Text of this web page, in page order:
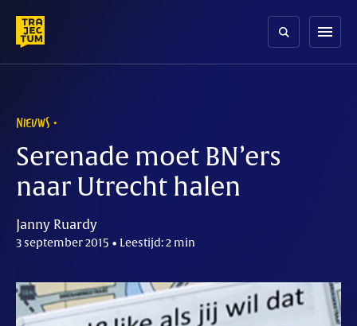
content
menu
NIEUWS
Serenade moet BN’ers
naar Utrecht halen
Janny Ruardy
3 september 2015 • Leestijd: 2 min